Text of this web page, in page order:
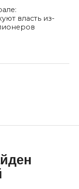
власть из-